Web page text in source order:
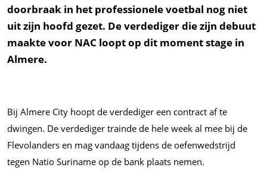
doorbraak in het professionele voetbal nog niet
uit zijn hoofd gezet. De verdediger die zijn debuut
maakte voor NAC loopt op dit moment stage in
Almere.
Bij Almere City hoopt de verdediger een contract af te
dwingen. De verdediger trainde de hele week al mee bij de
Flevolanders en mag vandaag tijdens de oefenwedstrijd
tegen Natio Suriname op de bank plaats nemen.